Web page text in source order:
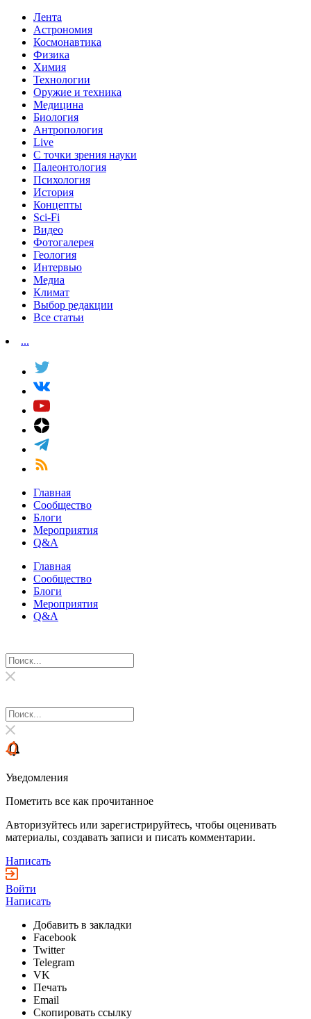
Лента
Астрономия
Космонавтика
Физика
Химия
Технологии
Оружие и техника
Медицина
Биология
Антропология
Live
С точки зрения науки
Палеонтология
Психология
История
Концепты
Sci-Fi
Видео
Фотогалерея
Геология
Интервью
Медиа
Климат
Выбор редакции
Все статьи
...
Главная
Сообщество
Блоги
Мероприятия
Q&A
Главная
Сообщество
Блоги
Мероприятия
Q&A
Уведомления
Пометить все как прочитанное
Авторизуйтесь или зарегистрируйтесь, чтобы оценивать
материалы, создавать записи и писать комментарии.
Написать
Войти
Написать
Добавить в закладки
Facebook
Twitter
Telegram
VK
Печать
Email
Скопировать ссылку